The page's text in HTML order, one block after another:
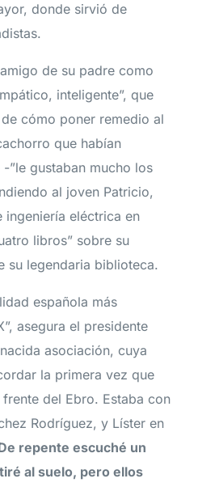
donde sirvió de
de su padre como
inteligente”, que
cómo poner remedio al
que habían
”le gustaban mucho los
al joven Patricio,
ingeniería eléctrica en
libros” sobre su
su legendaria biblioteca.
española más
asegura el presidente
asociación, cuya
la primera vez que
del Ebro. Estaba con
Rodríguez, y Líster en
repente escuché un
al suelo, pero ellos